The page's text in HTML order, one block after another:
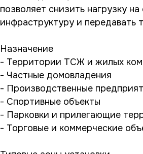
позволяет снизить нагрузку
инфраструктуру и передавать
Назначение
- Территории ТСЖ и жилых
- Частные домовладения
- Производственные
- Спортивные объекты
- Парковки и прилегающие
- Торговые и коммерческие